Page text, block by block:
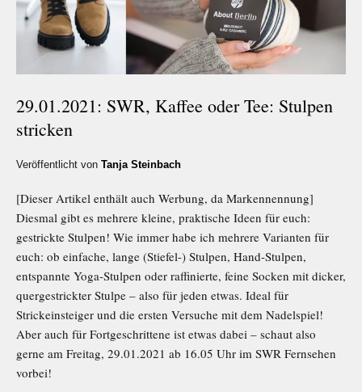
29.01.2021: SWR, Kaffee oder Tee: Stulpen
stricken
Veröffentlicht von Tanja Steinbach
[Dieser Artikel enthält auch Werbung, da Markennennung]
Diesmal gibt es mehrere kleine, praktische Ideen für euch:
gestrickte Stulpen! Wie immer habe ich mehrere Varianten für
euch: ob einfache, lange (Stiefel-) Stulpen, Hand-Stulpen,
entspannte Yoga-Stulpen oder raffinierte, feine Socken mit dicker,
quergestrickter Stulpe – also für jeden etwas. Ideal für
Strickeinsteiger und die ersten Versuche mit dem Nadelspiel!
Aber auch für Fortgeschrittene ist etwas dabei – schaut also
gerne am Freitag, 29.01.2021 ab 16.05 Uhr im SWR Fernsehen
vorbei!